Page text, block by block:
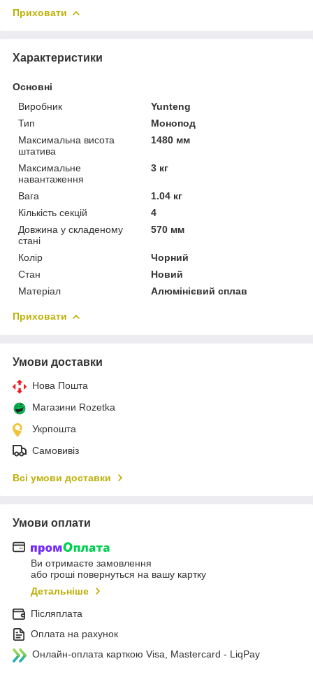
Приховати
Характеристики
Основні
Виробник
Yunteng
Тип
Монопод
Максимальна висота
штатива
1480 мм
Максимальне
навантаження
3 кг
Вага
1.04 кг
Кількість секцій
4
Довжина у складеному
стані
570 мм
Колір
Чорний
Стан
Новий
Матеріал
Алюмінієвий сплав
Приховати
Умови доставки
Нова Пошта
Магазини Rozetka
Укрпошта
Самовивіз
Всі умови доставки
Умови оплати
Ви отримаєте замовлення
або гроші повернуться на вашу картку
Детальніше
Післяплата
Оплата на рахунок
Онлайн-оплата карткою Visa, Mastercard - LiqPay